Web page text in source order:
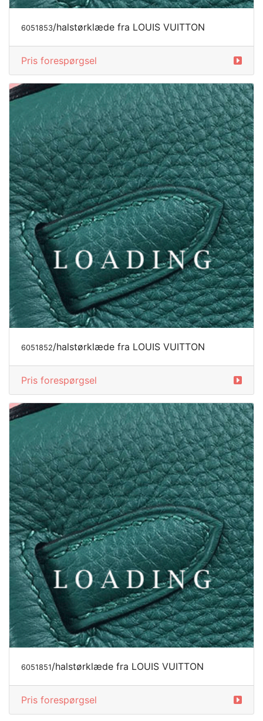
6051853/halstørklæde fra LOUIS VUITTON
Pris forespørgsel
6051852/halstørklæde fra LOUIS VUITTON
Pris forespørgsel
6051851/halstørklæde fra LOUIS VUITTON
Pris forespørgsel